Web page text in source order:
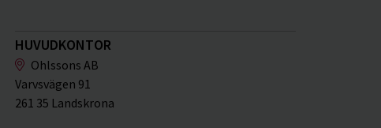
HUVUDKONTOR
Ohlssons AB
Varvsvägen 91
261 35 Landskrona